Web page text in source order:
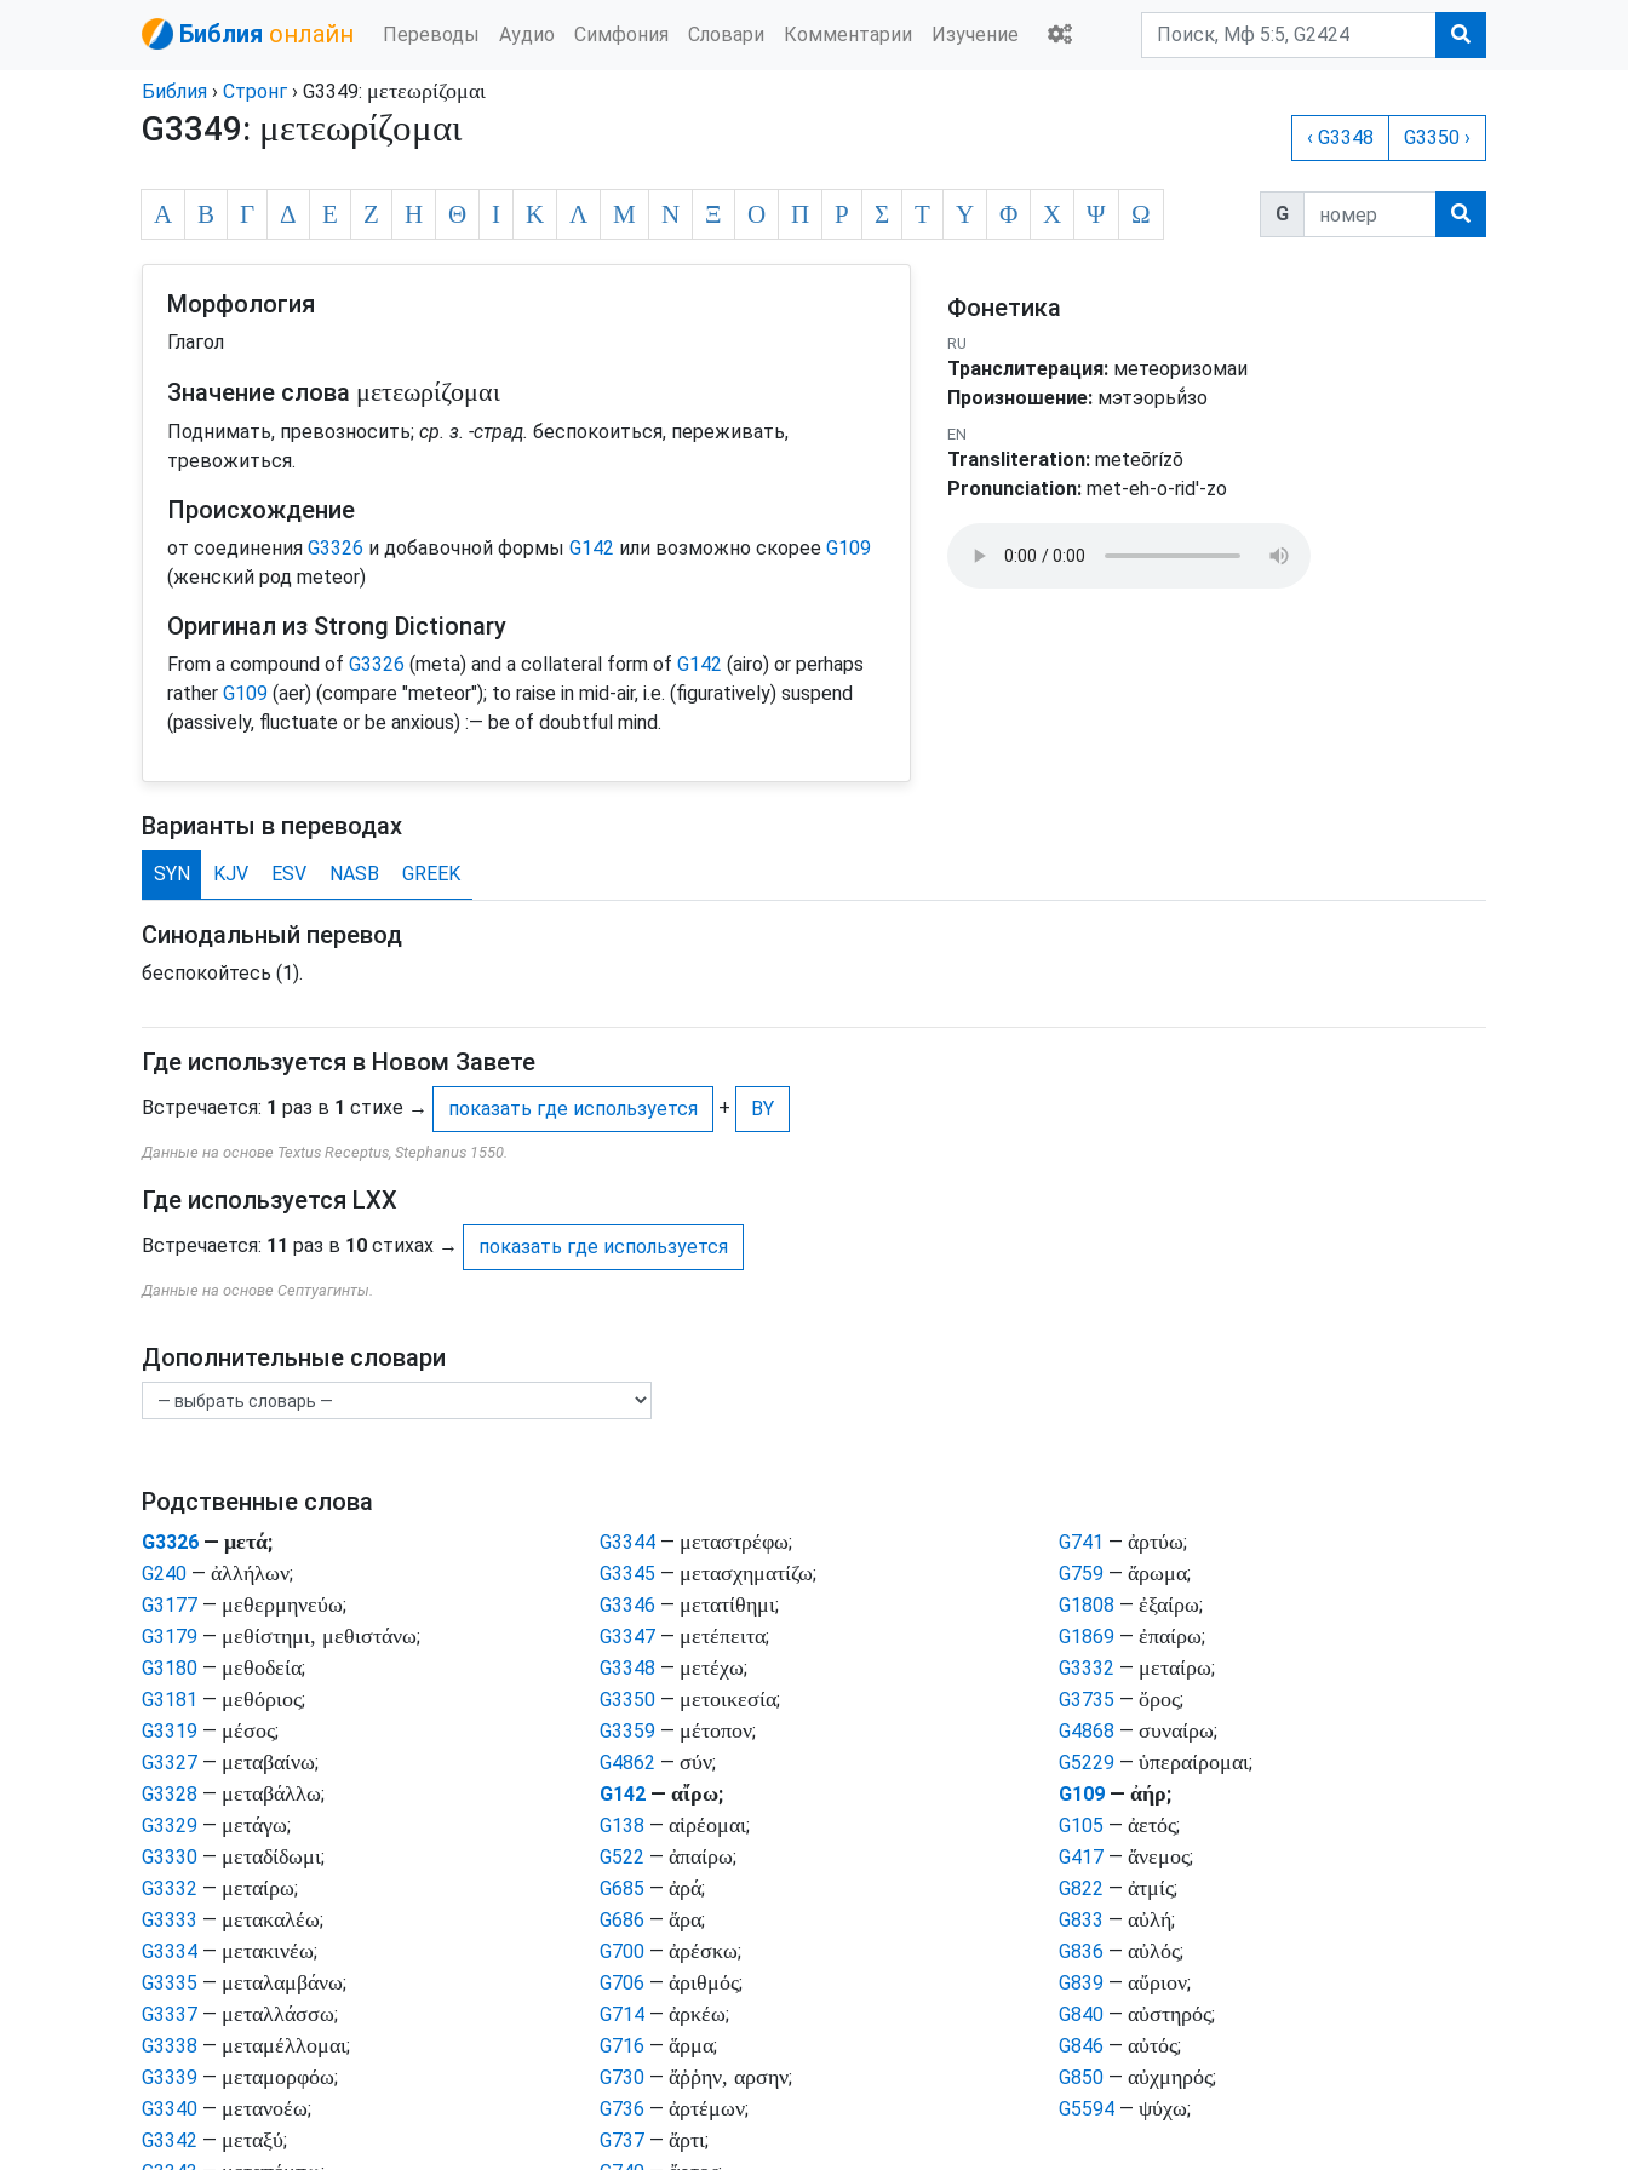
Библия онлайн Переводы Аудио Симфония Словари Комментарии Изучение
Библия › Стронг › G3349: μετεωρίζομαι
G3349: μετεωρίζομαι ‹ G3348 G3350 ›
Α Β Γ Δ Ε Ζ Η Θ Ι Κ Λ Μ Ν Ξ Ο Π Ρ Σ Τ Υ Φ Χ Ψ Ω G
Морфология
Глагол
Значение слова μετεωρίζομαι
Поднимать, превозносить; ср. з. -страд. беспокоиться, переживать,
тревожиться.
Происхождение
от соединения G3326 и добавочной формы G142 или возможно скорее G109
(женский род meteor)
Оригинал из Strong Dictionary
From a compound of G3326 (meta) and a collateral form of G142 (airo) or perhaps
rather G109 (aer) (compare "meteor"); to raise in mid-air, i.e. (figuratively) suspend
(passively, fluctuate or be anxious) :— be of doubtful mind.
Фонетика
RU
Транслитерация: метеоризомаи
Произношение: мэтэорьй́зо
EN
Transliteration: meteōrízō
Pronunciation: met-eh-o-rid'-zo
Варианты в переводах
SYN KJV ESV NASB GREEK
Синодальный перевод
беспокойтесь (1).
Где используется в Новом Завете
Встречается: 1 раз в 1 стихе → показать где используется + BY
Данные на основе Textus Receptus, Stephanus 1550.
Где используется LXX
Встречается: 11 раз в 10 стихах → показать где используется
Данные на основе Септуагинты.
Дополнительные словари
Родственные слова
G3326 — μετά;
G240 — ἀλλήλων;
G3177 — μεθερμηνεύω;
G3179 — μεθίστημι, μεθιστάνω;
G3180 — μεθοδεία;
G3181 — μεθόριος;
G3319 — μέσος;
G3327 — μεταβαίνω;
G3328 — μεταβάλλω;
G3329 — μετάγω;
G3330 — μεταδίδωμι;
G3332 — μεταίρω;
G3333 — μετακαλέω;
G3334 — μετακινέω;
G3335 — μεταλαμβάνω;
G3337 — μεταλλάσσω;
G3338 — μεταμέλλομαι;
G3339 — μεταμορφόω;
G3340 — μετανοέω;
G3342 — μεταξύ;
G3344 — μεταστρέφω;
G3345 — μετασχηματίζω;
G3346 — μετατίθημι;
G3347 — μετέπειτα;
G3348 — μετέχω;
G3350 — μετοικεσία;
G3359 — μέτοπον;
G4862 —σύν;
G142 —αἴρω;
G138 —αἱρέομαι;
G522 —ἀπαίρω;
G685 —ἀρά;
G686 —ἄρα;
G700 —ἀρέσκω;
G706 —ἀριθμός;
G714 —ἀρκέω;
G716 —ἅρμα;
G730 —ἄῤῥην, αρσην;
G736 —ἀρτέμων;
G737 —ἄρτι;
G741 — ἀρτύω;
G759— ἄρωμα;
G1808— ἐξαίρω;
G1869— ἐπαίρω;
G3332 — μεταίρω;
G3735 — ὄρος;
G4868— συναίρω;
G5229— ὑπεραίρομαι;
G109— ἀήρ;
G105 — ἀετός;
G417— ἄνεμος;
G822 — ἀτμίς;
G833 — αὐλή;
G836 — αὐλός;
G839— αὔριον;
G840— αὐστηρός;
G846 — αὐτός;
G850— αὐχμηρός;
G5594— ψύχω;